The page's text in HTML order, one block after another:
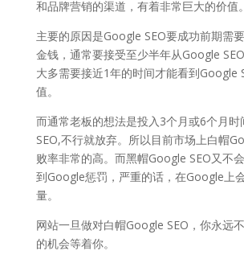
和品牌营销的渠道，有着非常巨大的价值。
主要的原因是Google SEO要成功前期需
金钱，通常要接受至少半年从Google
大多需要接近1年的时间才能看到Google
值。
而通常老板的想法是投入3个月或6个月
SEO,不行就放弃。所以目前市场上白帽
败率非常的高。而黑帽Google SEO又不
到Google惩罚，严重的话，在Google上
量。
网站一旦做对白帽Google SEO，你永远
的机会等着你。